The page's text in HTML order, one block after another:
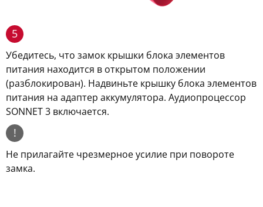
5
Убедитесь, что замок крышки блока элементов
питания находится в открытом положении
(разблокирован). Надвиньте крышку блока элементов
питания на адаптер аккумулятора. Аудиопроцессор
SONNET 3 включается.
!
Не прилагайте чрезмерное усилие при повороте
замка.